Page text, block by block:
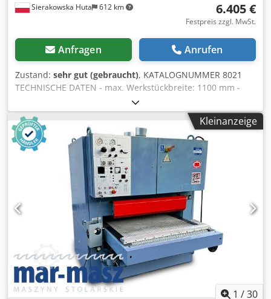
Sierakowska Huta 612 km 6.405 €
Festpreis zzgl. MwSt.
Anfragen Anrufen
Zustand: sehr gut (gebraucht), KATALOGNUMMER 8021
TECHNISCHE DATEN - max. Werkstückbreite: 1100 mm -
max. Werkstückhöhe: 150 mm 2 Aggregate: 1)
Riffelgummiwalze zum Kalibrieren 2) Riffelgummiwalze -
Motorleistung: 11 kW - Bremse - Oben: - geteilte, gleitende
Metallrolle - Andrückvorrichtung - Aggregat Dsdpfx
Aoztaqascljck - Andrückvorrichtung - Aggregat -
Andrückvorrichtung - Reinigungsbürste - Unten: - 2
gleitende Metallrollen - Transportband - 2 austretende,
gleitende Metallrollen - neues Transportband -
pneumatische Bandoszillation - elektrische
Tischverstellung - stufenlose Vorschubgeschwindigkeit -
Vorschubmotor: 1,5 kW - Potentiometer für Schleifdicke -
Arbeitsdruck: 8–10 bar - Absaugstutzen Ø: 3x165 mm,
1x140 mm - Gesamtmaße (L/B/H): 1870 x 1850 x 2210 mm -
Gewicht: 2165 kg VORTEILE – Italienische Produktion,
Marke SCM – neues Transportband – 2 Aggregate –
Potentiometer für Schleifdicke – nicht neu lackiert –
Kleinanzeige
1 /30